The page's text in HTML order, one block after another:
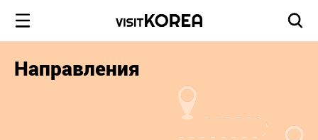
Направления